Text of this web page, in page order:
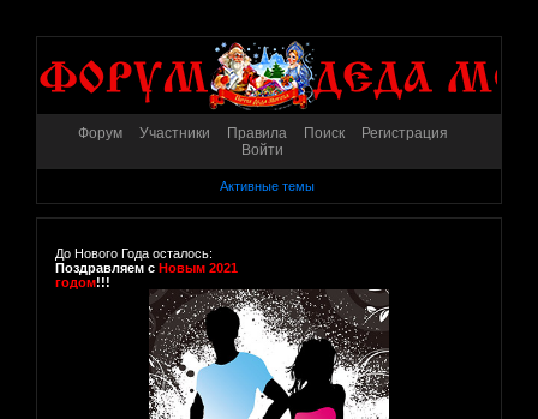
Форум Участники Правила Поиск
Регистрация
Войти
Активные темы
До Нового Года осталось:
Поздравляем с Новым 2021
годом!!!